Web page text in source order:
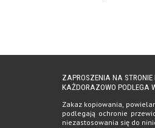
ZAPROSZENIA NA STRONIE
KAŻDORAZOWO PODLEGA
Zakaz kopiowania,
podlegają ochronie
niezastosowania się do